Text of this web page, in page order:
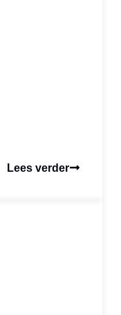
Lees verder